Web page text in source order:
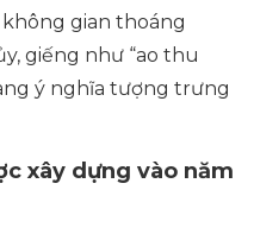
gian thoáng
giếng như “ao thu
ý nghĩa tượng trưng
xây dựng vào năm